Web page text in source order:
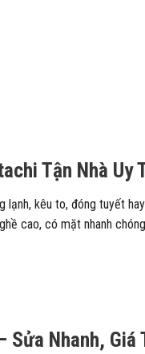
Tận Nhà Uy
lạnh, kêu to, đóng tuyết
cao, có mặt nhanh
Sửa Nhanh, Giá